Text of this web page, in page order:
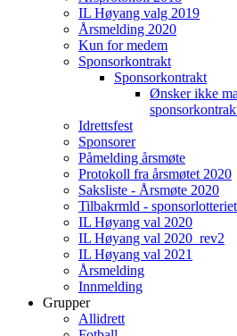
IL Høyang valg 2019
Årsmelding 2020
Kun for medem
Sponsorkontrakt
Sponsorkontrakt
Ønsker ikke
Idrettsfest
Sponsorer
Påmelding årsmøte
Protokoll fra årsmøtet 2020
Saksliste - Årsmøte 2020
Tilbakrmld - sponsorlotteriet
IL Høyang val 2020
IL Høyang val 2020_rev2
IL Høyang val 2021
Årsmelding
Innmelding
Grupper
Allidrett